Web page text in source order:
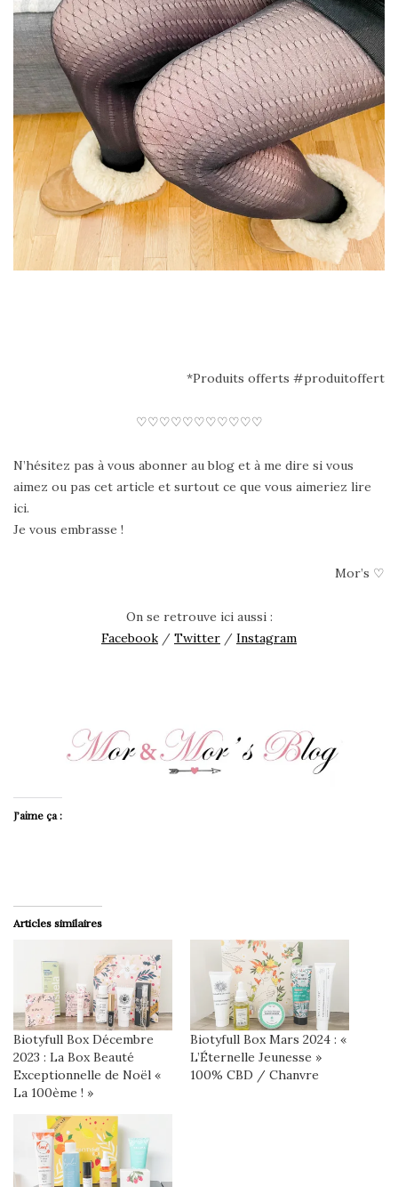
*Produits offerts #produitoffert
♡♡♡♡♡♡♡♡♡♡♡
N’hésitez pas à vous abonner au blog et à me dire si vous
aimez ou pas cet article et surtout ce que vous aimeriez lire
ici.
Je vous embrasse !
Mor’s ♡
On se retrouve ici aussi :
Facebook / Twitter / Instagram
J’aime ça :
Articles similaires
Biotyfull Box Décembre
2023 : La Box Beauté
Exceptionnelle de Noël «
La 100ème ! »
Biotyfull Box Mars 2024 : «
L’Éternelle Jeunesse »
100% CBD / Chanvre